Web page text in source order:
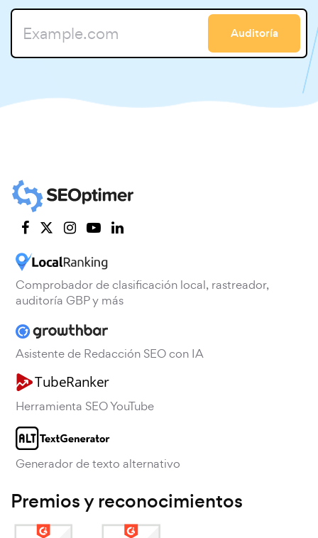
Auditoría
Comprobador de clasificación local, rastreador,
auditoría GBP y más
Asistente de Redacción SEO con IA
Herramienta SEO YouTube
Generador de texto alternativo
Premios y reconocimientos